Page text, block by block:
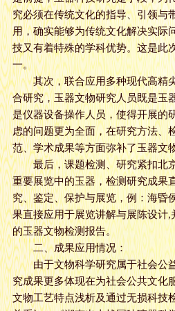
究必须在传统文化的指导、引领与
用，确实能够为传统文化解决实际
技又有着特殊的学科优势。这是此
一。
其次，联合应用多种现代高精尖
合研究，玉器文物研究人员既是玉
是仪器设备操作人员，使得开展的
虑的问题更为全面，在研究方法、
范、学术成果等方面弥补了玉器文
最后，课题检测、研究紧扣北京
重要展览中的玉器，检测研究成果
究、鉴定、保护与展览，例：海昏
果直接应用于展览讲解与展陈设计
的玉器文物检测报告。
二、成果应用情况：
由于文物科学研究属于社会公益
究成果更多体现在为社会公共文化
文物工艺特点浅析及通过无损科技